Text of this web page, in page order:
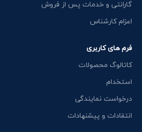
گارانتی و خدمات پس از فروش
اعزام کارشناس
فرم های کاربری
کاتالوگ محصولات
استخدام
درخواست نمایندگی
انتقادات و پیشنهادات